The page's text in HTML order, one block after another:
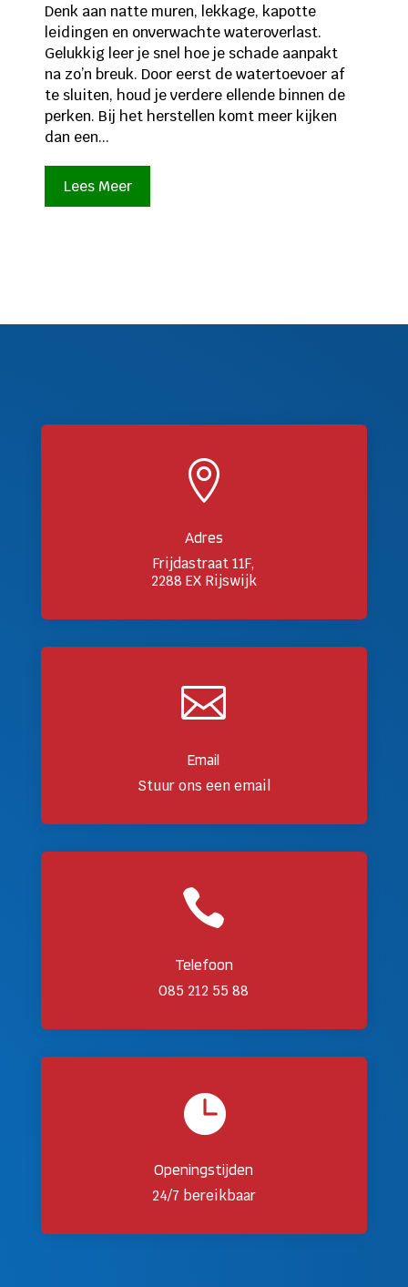
Denk aan natte muren, lekkage, kapotte
leidingen en onverwachte wateroverlast.
Gelukkig leer je snel hoe je schade aanpakt
na zo’n breuk. Door eerst de watertoevoer af
te sluiten, houd je verdere ellende binnen de
perken. Bij het herstellen komt meer kijken
dan een...
Lees Meer

Adres
Frijdastraat 11F,
2288 EX Rijswijk

Email
Stuur ons een email

Telefoon
085 212 55 88

Openingstijden
24/7 bereikbaar